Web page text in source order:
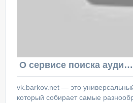
О сервисе поиска аудитории ВКонтакте
vk.barkov.net — это
который собирает самые